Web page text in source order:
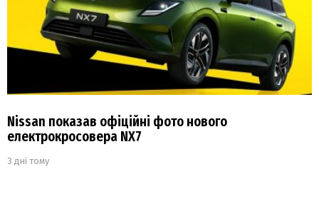
Nissan показав офіційні фото нового
електрокросовера NX7
3 дні тому